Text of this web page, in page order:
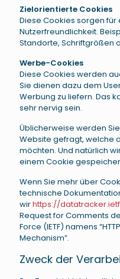
Zielorientierte Cookies
Diese Cookies sorgen für
Nutzerfreundlichkeit.
Standorte, Schriftgrößen
Werbe-Cookies
Diese Cookies werden
Sie dienen dazu dem
Werbung zu liefern. Das
sehr nervig sein.
Üblicherweise werden
Website gefragt, welche
möchten. Und natürlich
einem Cookie
Wenn Sie mehr über
technische
wirhttps://
Request for Comments
Force (IETF) namens
Mechanism”.
Zweck der